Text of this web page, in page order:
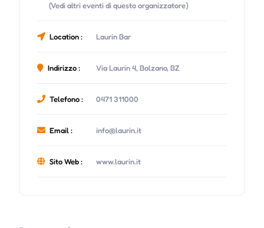
(Vedi altri eventi di questo organizzatore)
Location : Laurin Bar
Indirizzo : Via Laurin 4, Bolzano, BZ
Telefono : 0471 311000
Email : info@laurin.it
Sito Web : www.laurin.it